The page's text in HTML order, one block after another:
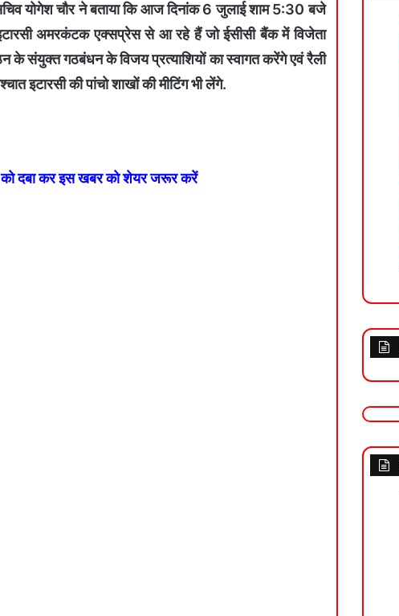
योगेश चौर ने बताया कि आज दिनांक 6 जुलाई शाम 5:30 बजे
अमरकंटक एक्सप्रेस से आ रहे हैं जो ईसीसी बैंक में विजेता
के संयुक्त गठबंधन के विजय प्रत्याशियों का स्वागत करेंगे एवं रैली
इटारसी की पांचो शाखों की मीटिंग भी लेंगे.
को दबा कर इस खबर को शेयर जरूर करें